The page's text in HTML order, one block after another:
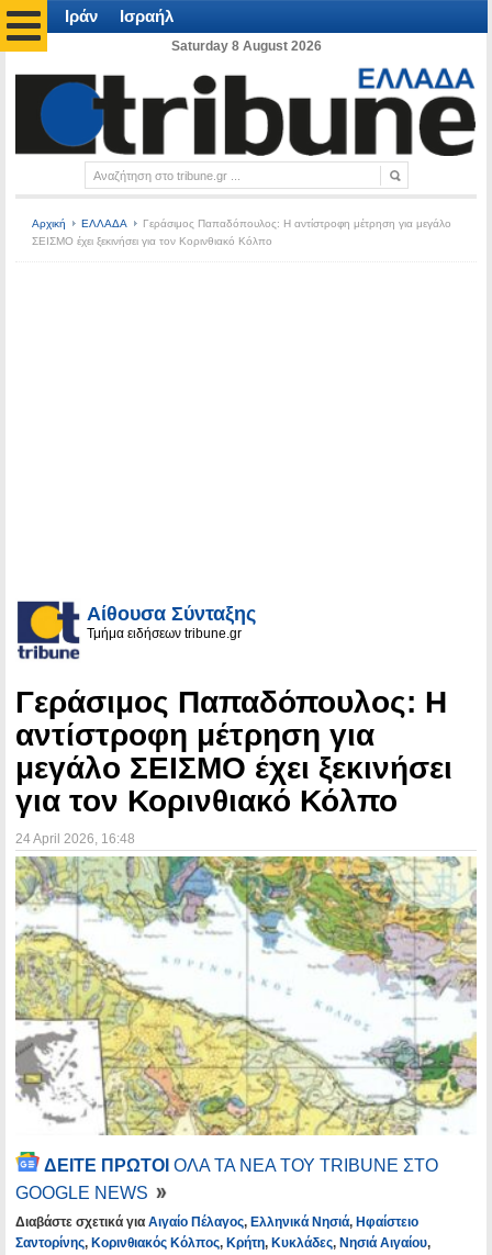
Ιράν Ισραήλ
Saturday 8 August 2026
Αρχική ΕΛΛΑΔΑ
Γεράσιμος Παπαδόπουλος: Η αντίστροφη μέτρηση για μεγάλο
ΣΕΙΣΜΟ έχει ξεκινήσει για τον Κορινθιακό Κόλπο
Αίθουσα Σύνταξης
Τμήμα ειδήσεων tribune.gr
Γεράσιμος Παπαδόπουλος: Η
αντίστροφη μέτρηση για
μεγάλο ΣΕΙΣΜΟ έχει ξεκινήσει
για τον Κορινθιακό Κόλπο
24 April 2026 , 16:48
ΔΕΙΤΕ ΠΡΩΤΟΙ ΟΛΑ ΤΑ ΝΕΑ ΤΟΥ TRIBUNE ΣΤΟ
GOOGLE NEWS
Διαβάστε σχετικά για Αιγαίο Πέλαγος, Ελληνικά Νησιά, Ηφαίστειο
Σαντορίνης, Κορινθιακός Κόλπος, Κρήτη, Κυκλάδες, Νησιά Αιγαίου,